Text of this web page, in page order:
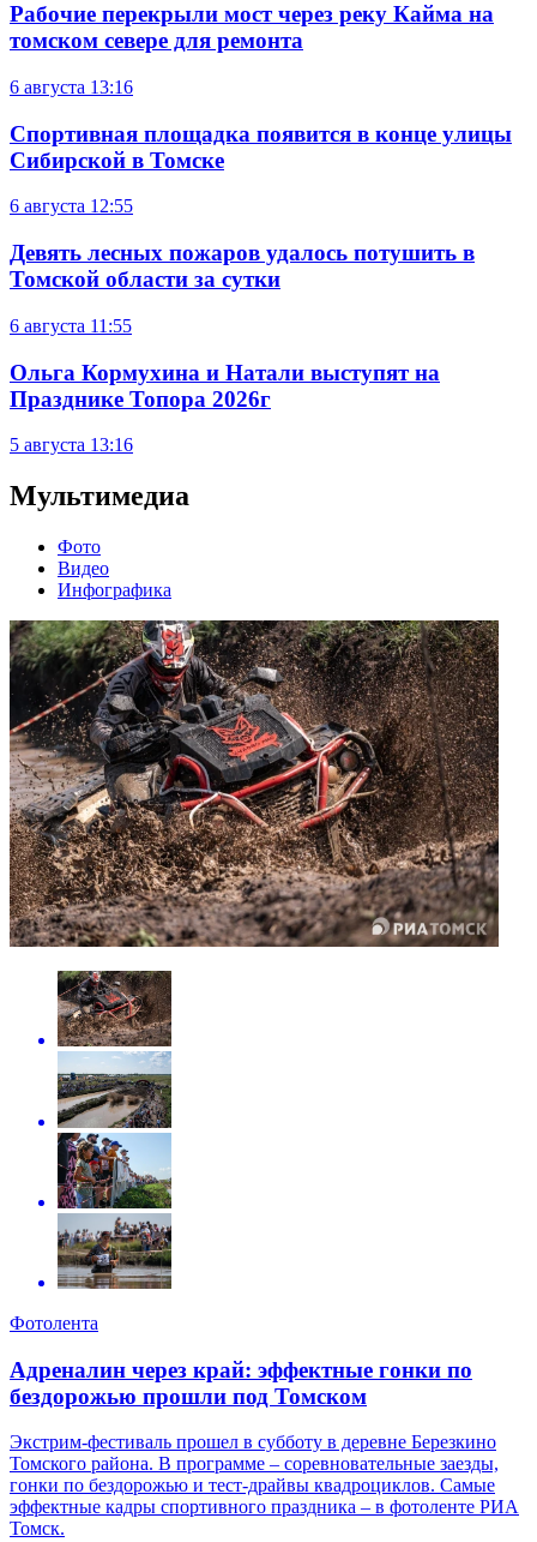
Рабочие перекрыли мост через реку Кайма на
томском севере для ремонта
6 августа 13:16
Спортивная площадка появится в конце улицы
Сибирской в Томске
6 августа 12:55
Девять лесных пожаров удалось потушить в
Томской области за сутки
6 августа 11:55
Ольга Кормухина и Натали выступят на
Празднике Топора 2026г
5 августа 13:16
Мультимедиа
Фото
Видео
Инфографика
Фотолента
Адреналин через край: эффектные гонки по
бездорожью прошли под Томском
Экстрим-фестиваль прошел в субботу в деревне Березкино
Томского района. В программе – соревновательные заезды,
гонки по бездорожью и тест-драйвы квадроциклов. Самые
эффектные кадры спортивного праздника – в фотоленте РИА
Томск.